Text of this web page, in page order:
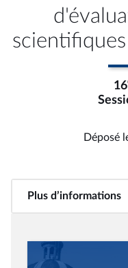
16
Déposé
Plus d’informations
<b>Plus